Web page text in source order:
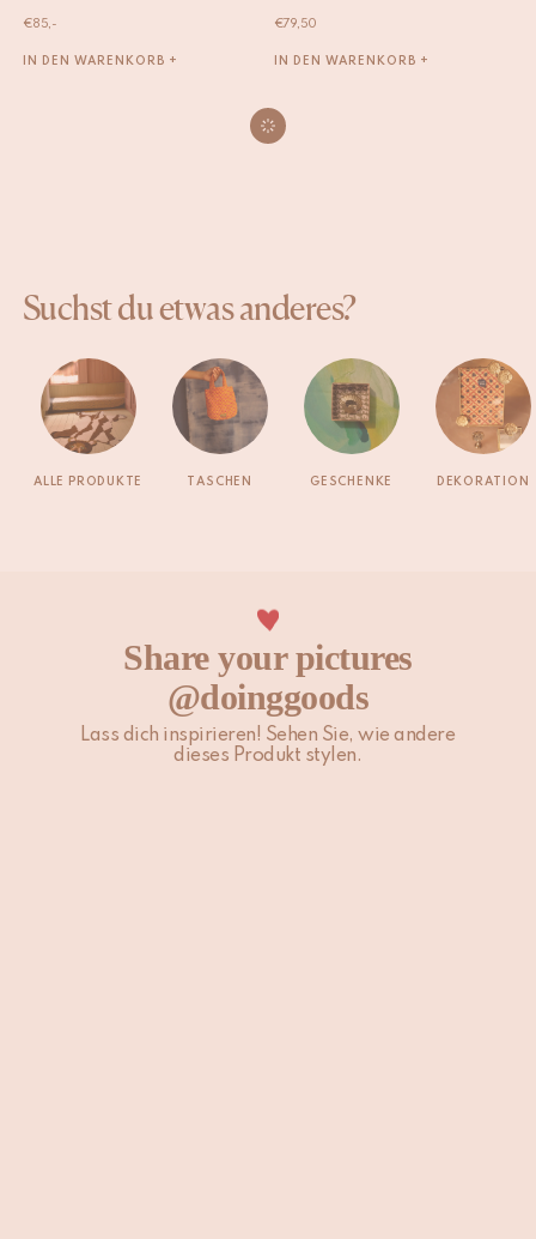
€85,-
IN DEN WARENKORB +
€79,50
IN DEN WARENKORB +
Suchst du etwas anderes?
ALLE PRODUKTE TASCHEN GESCHENKE DEKORATION
Share your pictures
@doinggoods
Lass dich inspirieren! Sehen Sie, wie andere
dieses Produkt stylen.